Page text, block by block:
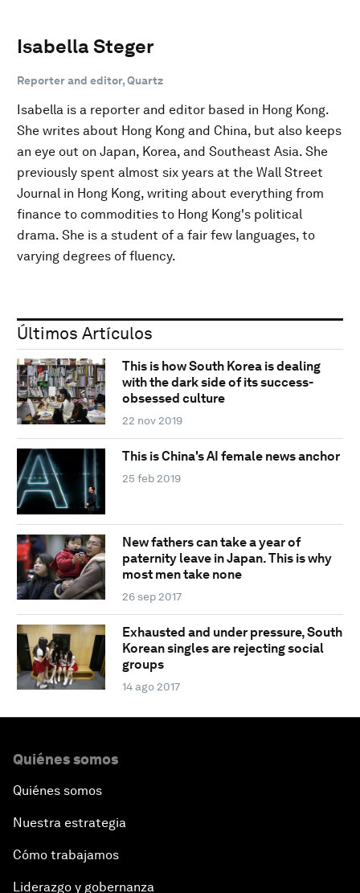
Isabella Steger
Reporter and editor, Quartz
Isabella is a reporter and editor based in Hong Kong.
She writes about Hong Kong and China, but also keeps
an eye out on Japan, Korea, and Southeast Asia. She
previously spent almost six years at the Wall Street
Journal in Hong Kong, writing about everything from
finance to commodities to Hong Kong's political
drama. She is a student of a fair few languages, to
varying degrees of fluency.
Últimos Artículos
This is how South Korea is dealing
with the dark side of its success-
obsessed culture
22 nov 2019
This is China's AI female news anchor
25 feb 2019
New fathers can take a year of
paternity leave in Japan. This is why
most men take none
26 sep 2017
Exhausted and under pressure, South
Korean singles are rejecting social
groups
14 ago 2017
Quiénes somos
Quiénes somos
Nuestra estrategia
Cómo trabajamos
Liderazgo y gobernanza